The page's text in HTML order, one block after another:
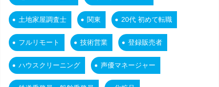
土地家屋調査士 関東 20代 初めて転職
フルリモート 技術営業 登録販売者
ハウスクリーニング 声優マネージャー